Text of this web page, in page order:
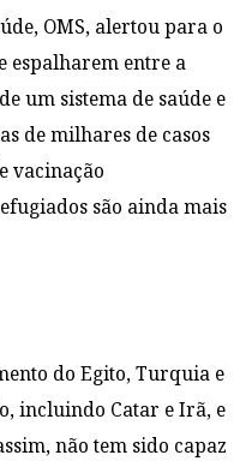
OMS, alertou para o
espalharem entre a
um sistema de saúde e
de milhares de casos
vacinação
são ainda mais
do Egito, Turquia e
incluindo Catar e Irã, e
não tem sido capaz